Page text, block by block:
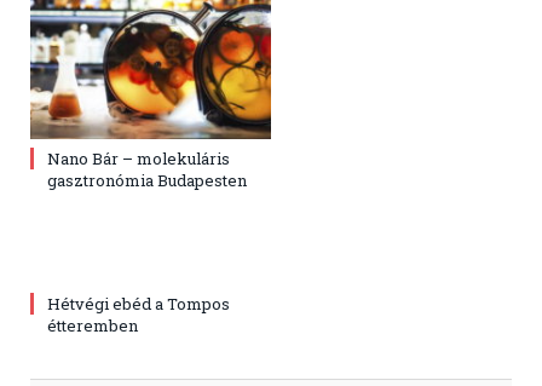
Nano Bár – molekuláris
gasztronómia Budapesten
Hétvégi ebéd a Tompos
étteremben